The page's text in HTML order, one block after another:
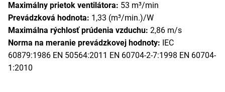
Maximálny prietok ventilátora: 53 m³/min
Prevádzková hodnota: 1,33 (m³/min.)/W
Maximálna rýchlosť prúdenia vzduchu: 2,86 m/s
Norma na meranie prevádzkovej hodnoty: IEC
60879:1986 EN 50564:2011 EN 60704-2-7:1998 EN 60704-
1:2010